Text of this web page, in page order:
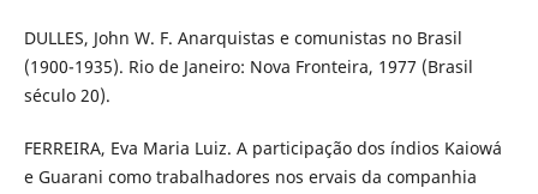
DULLES, John W. F. Anarquistas e comunistas no Brasil
(1900-1935). Rio de Janeiro: Nova Fronteira, 1977 (Brasil
século 20).
FERREIRA, Eva Maria Luiz. A participação dos índios Kaiowá
e Guarani como trabalhadores nos ervais da companhia